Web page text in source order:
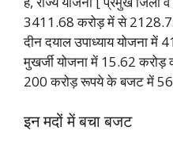
3411.68 करोड़ में से
दीन दयाल उपाध्याय योजना में
मुखर्जी योजना में 15.62 करोड़
200 करोड़ रूपये के बजट में
इन मदों में बचा बजट